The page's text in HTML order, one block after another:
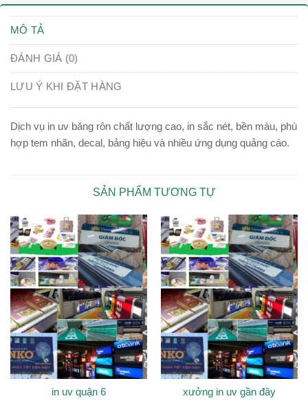
MÔ TẢ
ĐÁNH GIÁ (0)
LƯU Ý KHI ĐẶT HÀNG
Dịch vụ in uv băng rôn chất lượng cao, in sắc nét, bền màu, phù
hợp tem nhãn, decal, bảng hiệu và nhiều ứng dụng quảng cáo.
SẢN PHẨM TƯƠNG TỰ
in uv quận 6
xưởng in uv gần đây